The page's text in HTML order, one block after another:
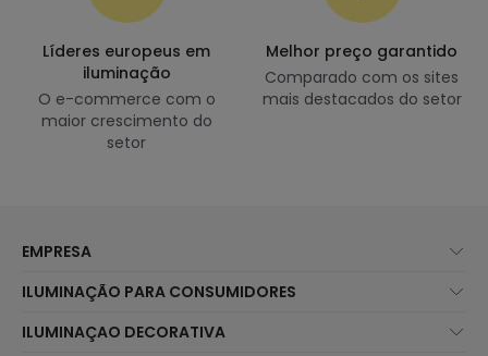
Líderes europeus em
iluminação
O e-commerce com o
maior crescimento do
setor
Melhor preço garantido
Comparado com os sites
mais destacados do setor
EMPRESA
Atendimento ao Cliente
Métodos de Envio
ILUMINAÇÃO PARA CONSUMIDORES
Marcas
ILUMINAÇAO DECORATIVA